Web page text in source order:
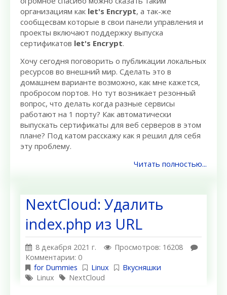
организациям как let's Encrypt, а так-же
сообщесвам которые в свои панели управления и
проекты включают поддержку выпуска
сертификатов let's Encrypt.
Хочу сегодня поговорить о публикации локальных
ресурсов во внешний мир. Сделать это в
домашнем варианте возможно, как мне кажется,
пробросом портов. Но тут возникает резонный
вопрос, что делать когда разные сервисы
работают на 1 порту? Как автоматически
выпускать сертификаты для веб серверов в этом
плане? Под катом расскажу как я решил для себя
эту проблему.
Читать полностью...
NextCloud: Удалить
index.php из URL
8 декабря 2021 г.
Просмотров: 16208
Комментарии: 0
for Dummies
Linux
Вкусняшки
Linux
NextCloud